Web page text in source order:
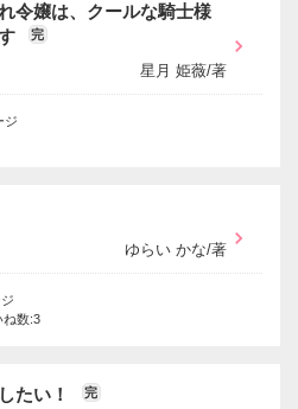
令嬢は、クールな騎士様
完
星月 姫薇/著
ジ
ゆらい かな/著
ね数:3
たい！ 完